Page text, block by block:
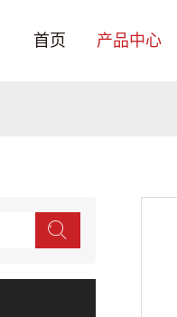
首页 产品中心